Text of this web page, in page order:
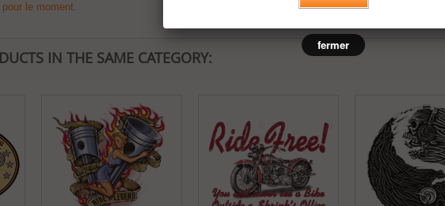
le moment.
IN THE SAME CATEGORY:
fermer